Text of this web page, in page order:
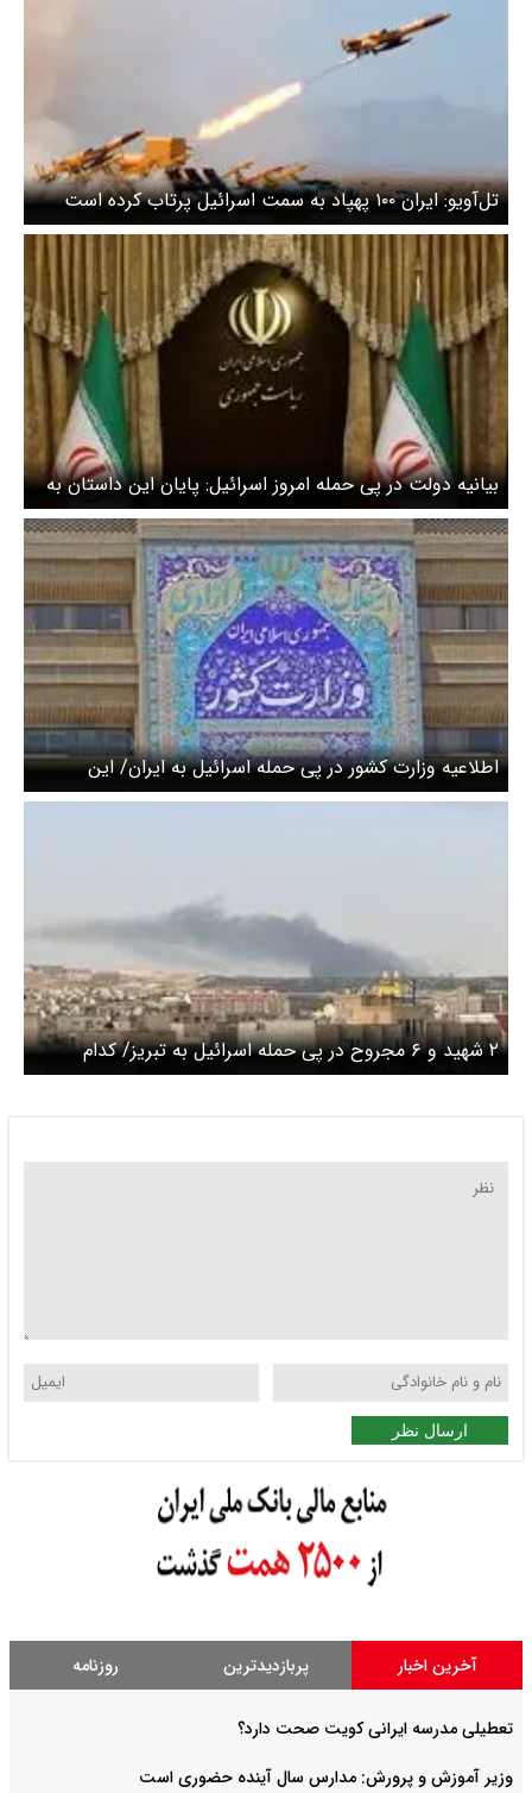
تل‌آویو: ایران ۱۰۰ پهپاد به سمت اسرائیل پرتاب کرده است
بیانیه دولت در پی حمله امروز اسرائیل: پایان این داستان به
دست ایران نوشته خواهد شد
اطلاعیه وزارت کشور در پی حمله اسرائیل به ایران/ این
توصیه‌های ستاد مدیریت بحران را جدی بگیرید!
۲ شهید و ۶ مجروح در پی حمله اسرائیل به تبریز/ کدام
مناطق هدف قرار گرفتند؟
ارسال نظر
آخرین اخبار پربازدیدترین روزنامه
تعطیلی مدرسه ایرانی کویت صحت دارد؟
وزیر آموزش و پرورش: مدارس سال آینده حضوری است